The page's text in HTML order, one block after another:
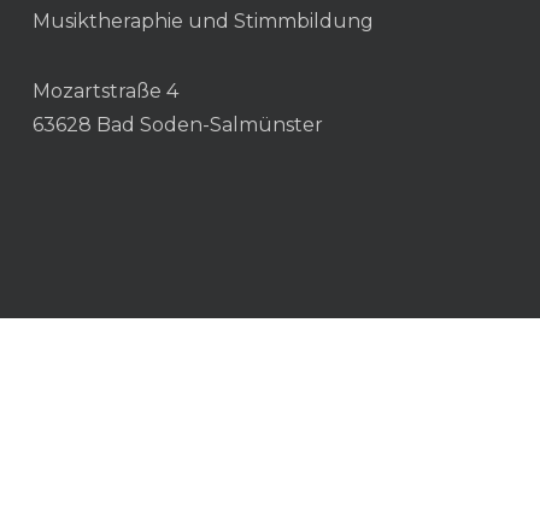
Musiktheraphie und Stimmbildung
Mozartstraße 4
63628 Bad Soden-Salmünster